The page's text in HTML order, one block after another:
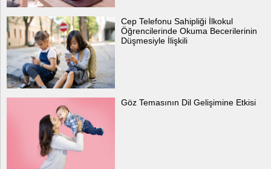
Cep Telefonu Sahipliği İlkokul
Öğrencilerinde Okuma Becerilerinin
Düşmesiyle İlişkili
Göz Temasının Dil Gelişimine Etkisi